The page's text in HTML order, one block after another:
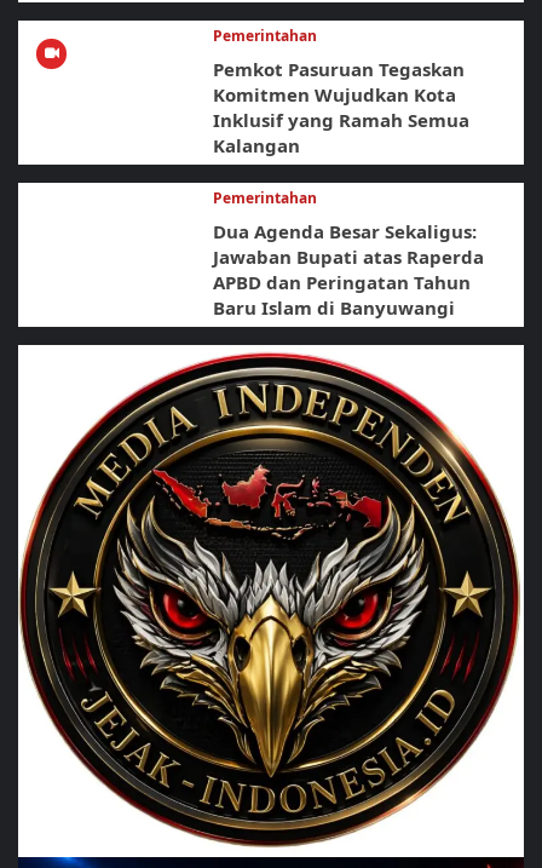
Pemerintahan
Pemkot Pasuruan Tegaskan
Komitmen Wujudkan Kota
Inklusif yang Ramah Semua
Kalangan
Pemerintahan
Dua Agenda Besar Sekaligus:
Jawaban Bupati atas Raperda
APBD dan Peringatan Tahun
Baru Islam di Banyuwangi